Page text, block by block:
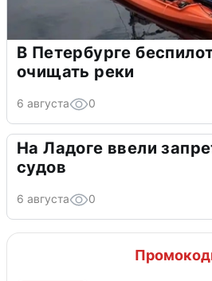
В Петербурге
очищать реки
6 августа 0
На Ладоге ввели
судов
6 августа 0